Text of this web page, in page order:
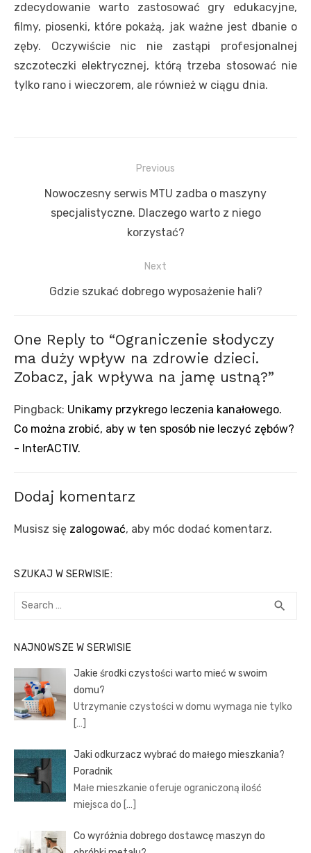
zdecydowanie warto zastosować gry edukacyjne,
filmy, piosenki, które pokażą, jak ważne jest dbanie o
zęby. Oczywiście nic nie zastąpi profesjonalnej
szczoteczki elektrycznej, którą trzeba stosować nie
tylko rano i wieczorem, ale również w ciągu dnia.
wpisu
Previous
PreviousNowoczesny serwis MTU zadba o maszyny
specjalistyczne. Dlaczego warto z niego
korzystać?
Next
Next
Gdzie szukać dobrego wyposażenie hali?
One Reply to “Ograniczenie słodyczy
ma duży wpływ na zdrowie dzieci.
Zobacz, jak wpływa na jamę ustną?”
Pingback: Unikamy przykrego leczenia kanałowego.
Co można zrobić, aby w ten sposób nie leczyć zębów?
- InterACTIV.
Dodaj komentarz
Musisz się zalogować, aby móc dodać komentarz.
SZUKAJ W SERWISIE:
Search
search
NAJNOWSZE W SERWISIE
Jakie środki czystości warto mieć w swoim
domu?
Utrzymanie czystości w domu wymaga nie tylko
[…]
Jaki odkurzacz wybrać do małego mieszkania?
Poradnik
Małe mieszkanie oferuje ograniczoną ilość
miejsca do […]
Co wyróżnia dobrego dostawcę maszyn do